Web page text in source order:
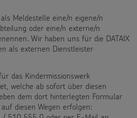
Meldestelle eine/n eigene/n
oder eine/n externe/n
Wir haben uns für die DATAIX
als externen Dienstleister
das Kindermissionswerk
welche ab sofort über diesen
dem dort hinterlegten Formular
diesen Wegen erfolgen: